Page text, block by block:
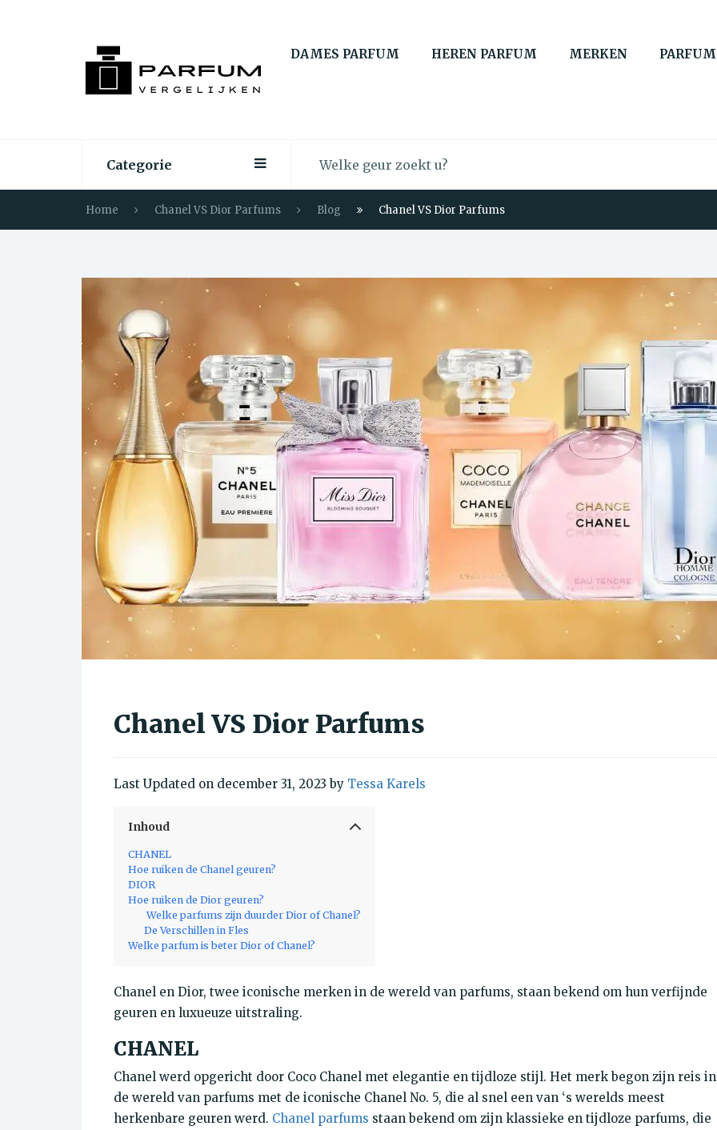
DAMES PARFUM HEREN PARFUM MERKEN
Categorie
Home Chanel VS Dior Parfums Blog Chanel VS Dior Parfums
Chanel VS Dior Parfums
Last Updated on december 31, 2023 by Tessa Karels
Inhoud
CHANEL
Hoe ruiken de Chanel geuren?
DIOR
Hoe ruiken de Dior geuren?
Welke parfums zijn duurder Dior of Chanel?
De Verschillen in Fles
Welke parfum is beter Dior of Chanel?
Chanel en Dior, twee iconische merken in de wereld van parfums, staan bekend om hun verfijnde
geuren en luxueuze uitstraling.
CHANEL
Chanel werd opgericht door Coco Chanel met elegantie en tijdloze stijl. Het merk begon zijn reis in
de wereld van parfums met de iconische Chanel No. 5, die al snel een van ‘s werelds meest
herkenbare geuren werd. Chanel parfums staan bekend om zijn klassieke en tijdloze parfums, die